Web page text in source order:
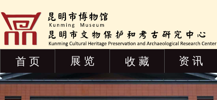
首 页 展 览 收 藏 资 讯